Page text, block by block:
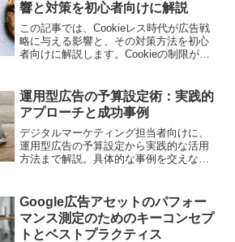
響と対策を初心者向けに解説
この記事では、Cookieレス時代が広告戦
略に与える影響と、その対策方法を初心
者向けに解説します。Cookieの制限が広
解を深めましょう。
運用型広告の予算設定術：実践的
アプローチと成功事例
デジタルマーケティング担当者向けに、
運用型広告の予算設定から実践的な活用
方法まで解説。具体的な事例を交えなが
Google広告アセットのパフォー
マンス測定のためのキーコンセプ
トとベストプラクティス